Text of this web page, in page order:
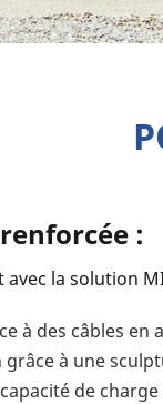
:
la solution
à des câbles
à une
de charge